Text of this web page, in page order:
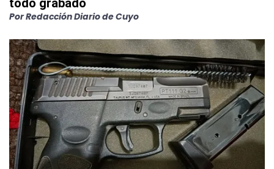
todo grabado
PorRedacción Diario de Cuyo